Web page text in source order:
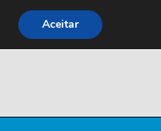
Aceitar